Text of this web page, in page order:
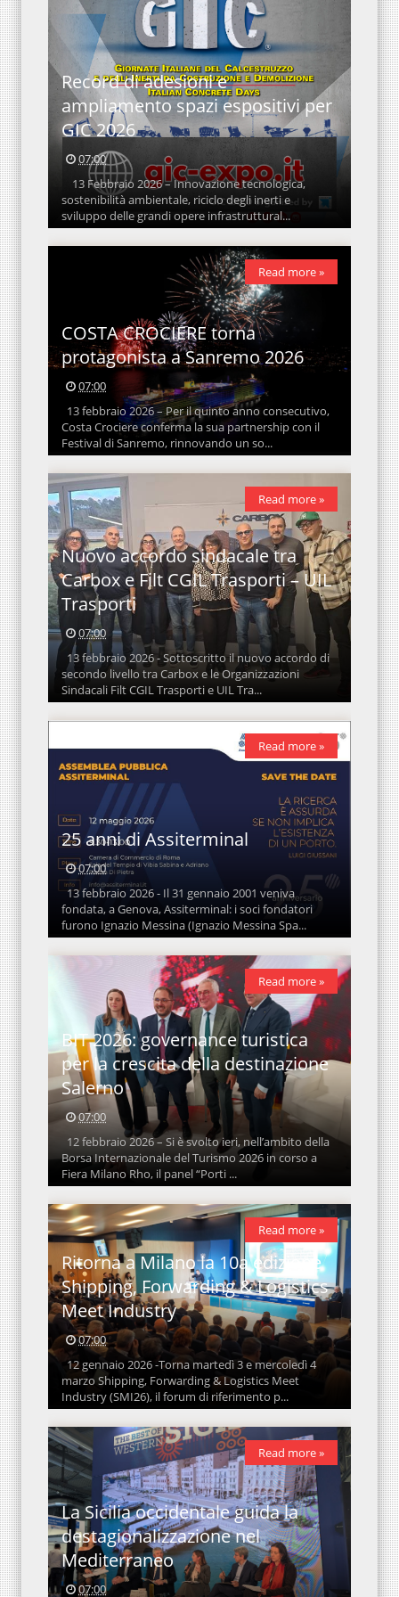
Record di adesioni e
ampliamento spazi espositivi per
GIC 2026
07:00
13 Febbraio 2026 – Innovazione tecnologica,
sostenibilità ambientale, riciclo degli inerti e
sviluppo delle grandi opere infrastruttural...
COSTA CROCIERE torna
protagonista a Sanremo 2026
07:00
13 febbraio 2026 – Per il quinto anno consecutivo,
Costa Crociere conferma la sua partnership con il
Festival di Sanremo, rinnovando un so...
Read more »
Nuovo accordo sindacale tra
Carbox e Filt CGIL Trasporti – UIL
Trasporti
07:00
13 febbraio 2026 - Sottoscritto il nuovo accordo di
secondo livello tra Carbox e le Organizzazioni
Sindacali Filt CGIL Trasporti e UIL Tra...
Read more »
25 anni di Assiterminal
07:00
13 febbraio 2026 - Il 31 gennaio 2001 veniva
fondata, a Genova, Assiterminal: i soci fondatori
furono Ignazio Messina (Ignazio Messina Spa...
Read more »
BIT 2026: governance turistica
per la crescita della destinazione
Salerno
07:00
12 febbraio 2026 – Si è svolto ieri, nell’ambito della
Borsa Internazionale del Turismo 2026 in corso a
Fiera Milano Rho, il panel “Porti ...
Read more »
Ritorna a Milano la 10a edizione
Shipping, Forwarding & Logistics
Meet Industry
07:00
12 gennaio 2026 -Torna martedì 3 e mercoledì 4
marzo Shipping, Forwarding & Logistics Meet
Industry (SMI26), il forum di riferimento p...
Read more »
La Sicilia occidentale guida la
destagionalizzazione nel
Mediterraneo
07:00
Read more »